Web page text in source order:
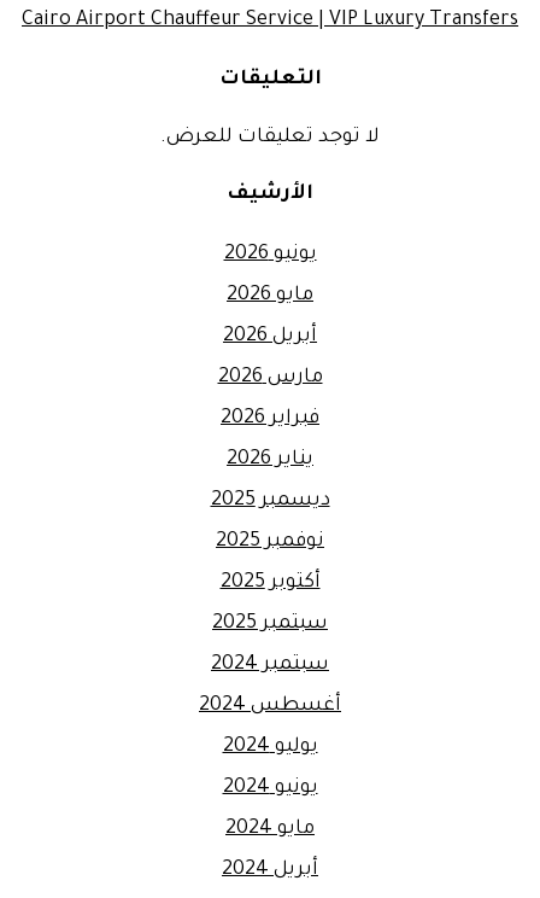
Cairo Airport Chauffeur Service | VIP Luxury Transfers
التعليقات
لا توجد تعليقات للعرض.
الأرشيف
يونيو 2026
مايو 2026
أبريل 2026
مارس 2026
فبراير 2026
يناير 2026
ديسمبر 2025
نوفمبر 2025
أكتوبر 2025
سبتمبر 2025
سبتمبر 2024
أغسطس 2024
يوليو 2024
يونيو 2024
مايو 2024
أبريل 2024